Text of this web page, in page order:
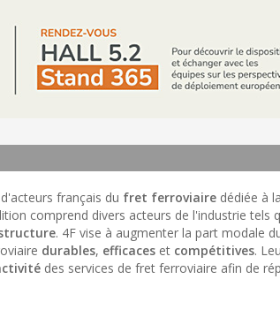
français du fret ferroviaire dédiée à
comprend divers acteurs de l'industrie tels
. 4F vise à augmenter la part modale
durables, efficaces et compétitives.
des services de fret ferroviaire afin de